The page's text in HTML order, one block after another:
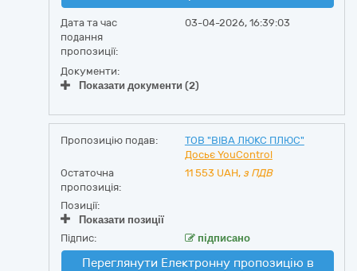
Дата та час
подання
пропозиції:
03-04-2026, 16:39:03
Документи:
Показати документи (2)
Пропозицію подав:
ТОВ "ВІВА ЛЮКС ПЛЮС"
Досьє YouControl
Остаточна
пропозиція:
11 553 UAH, з ПДВ
Позиції:
Показати позиції
Підпис:
підписано
Переглянути Електронну пропозицію в